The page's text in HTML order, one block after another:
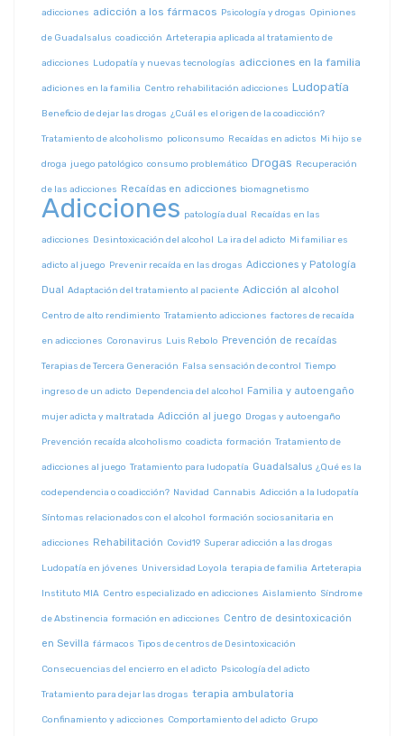
adicciones adicción a los fármacos Psicología y drogas Opiniones
de Guadalsalus coadicción Arteterapia aplicada al tratamiento de
adicciones Ludopatía y nuevas tecnologías adicciones en la familia
adiciones en la familia Centro rehabilitación adicciones Ludopatía
Beneficio de dejar las drogas ¿Cuál es el origen de la coadicción?
Tratamiento de alcoholismo policonsumo Recaídas en adictos Mi hijo se
droga juego patológico consumo problemático Drogas Recuperación
de las adicciones Recaídas en adicciones biomagnetismo
Adicciones patología dual Recaídas en las
adicciones Desintoxicación del alcohol La ira del adicto Mi familiar es
adicto al juego Prevenir recaída en las drogas Adicciones y Patología
Dual Adaptación del tratamiento al paciente Adicción al alcohol
Centro de alto rendimiento Tratamiento adicciones factores de recaída
en adicciones Coronavirus Luis Rebolo Prevención de recaídas
Terapias de Tercera Generación Falsa sensación de control Tiempo
ingreso de un adicto Dependencia del alcohol Familia y autoengaño
mujer adicta y maltratada Adicción al juego Drogas y autoengaño
Prevención recaída alcoholismo coadicta formación Tratamiento de
adicciones al juego Tratamiento para ludopatía Guadalsalus ¿Qué es la
codependencia o coadicción? Navidad Cannabis Adicción a la ludopatía
Síntomas relacionados con el alcohol formación sociosanitaria en
adicciones Rehabilitación Covid19 Superar adicción a las drogas
Ludopatía en jóvenes Universidad Loyola terapia de familia Arteterapia
Instituto MIA Centro especializado en adicciones Aislamiento Síndrome
de Abstinencia formación en adicciones Centro de desintoxicación
en Sevilla fármacos Tipos de centros de Desintoxicación
Consecuencias del encierro en el adicto Psicología del adicto
Tratamiento para dejar las drogas terapia ambulatoria
Confinamiento y adicciones Comportamiento del adicto Grupo